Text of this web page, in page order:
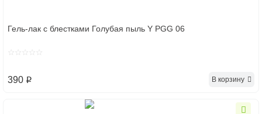
Гель-лак с блестками Голубая пыль Y PGG 06
390 p В корзину